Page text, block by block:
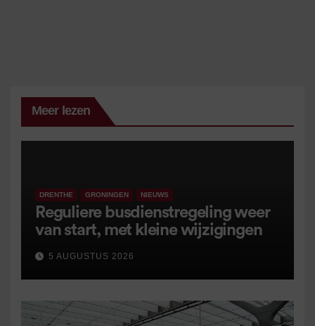
Meer lezen
DRENTHE GRONINGEN NIEUWS
Reguliere busdienstregeling weer
van start, met kleine wijzigingen
5 AUGUSTUS 2026